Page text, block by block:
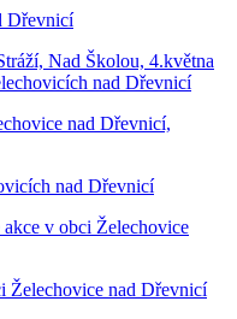
Dřevnicí
Nad Školou, 4.května
nad Dřevnicí
nad Dřevnicí,
nad Dřevnicí
v obci Želechovice
Želechovice nad Dřevnicí